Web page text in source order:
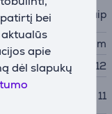
bei
apie
dėl slapukų
Taip
0.8-25 mm
12
11